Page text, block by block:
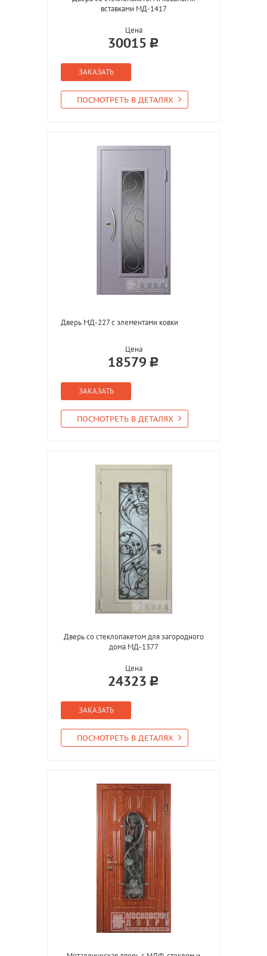
вставками МД-1417
Цена
30015
ЗАКАЗАТЬ
ПОСМОТРЕТЬ В ДЕТАЛЯХ
Дверь МД-227 с элементами ковки
Цена
18579
ЗАКАЗАТЬ
ПОСМОТРЕТЬ В ДЕТАЛЯХ
Дверь со стеклопакетом для загородного
дома МД-1377
Цена
24323
ЗАКАЗАТЬ
ПОСМОТРЕТЬ В ДЕТАЛЯХ